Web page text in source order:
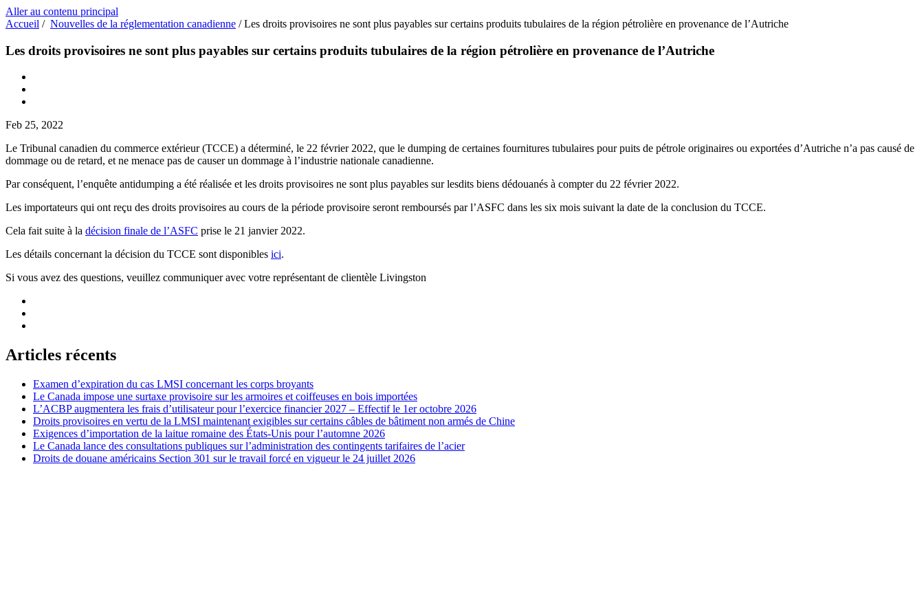
Aller au contenu principal
Accueil / Nouvelles de la réglementation canadienne /Les droits provisoires ne sont plus payables sur certains produits tubulaires de la région pétrolière en provenance de l’Autriche
Les droits provisoires ne sont plus payables sur certains produits tubulaires de la région pétrolière en provenance de l’Autriche
Feb 25, 2022
Le Tribunal canadien du commerce extérieur (TCCE) a déterminé, le 22 février 2022, que le dumping de certaines fournitures tubulaires pour puits de pétrole originaires ou exportées d’Autriche n’a pas causé de
dommage ou de retard, et ne menace pas de causer un dommage à l’industrie nationale canadienne.
Par conséquent, l’enquête antidumping a été réalisée et les droits provisoires ne sont plus payables sur lesdits biens dédouanés à compter du 22 février 2022.
Les importateurs qui ont reçu des droits provisoires au cours de la période provisoire seront remboursés par l’ASFC dans les six mois suivant la date de la conclusion du TCCE.
Cela fait suite à la décision finale de l’ASFC prise le 21 janvier 2022.
Les détails concernant la décision du TCCE sont disponibles ici.
Si vous avez des questions, veuillez communiquer avec votre représentant de clientèle Livingston
Articles récents
Examen d’expiration du cas LMSI concernant les corps broyants
Le Canada impose une surtaxe provisoire sur les armoires et coiffeuses en bois importées
L’ACBP augmentera les frais d’utilisateur pour l’exercice financier 2027 – Effectif le 1er octobre 2026
Droits provisoires en vertu de la LMSI maintenant exigibles sur certains câbles de bâtiment non armés de Chine
Exigences d’importation de la laitue romaine des États-Unis pour l’automne 2026
Le Canada lance des consultations publiques sur l’administration des contingents tarifaires de l’acier
Droits de douane américains Section 301 sur le travail forcé en vigueur le 24 juillet 2026